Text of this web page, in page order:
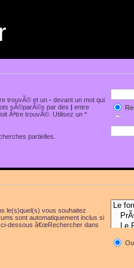
trouvÃ© et un- devant un mot qui
sÃ©parÃ©s par des| entre
Ãªtre trouvÃ©. Utilisez un *
partielles.
le(s)quel(s) vous souhaitez
sont automatiquement inclus si
dessous â€œRechercher dans